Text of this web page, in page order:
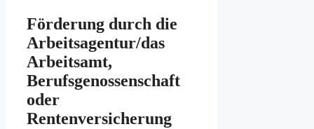
Förderung durch die
Arbeitsagentur/das
Arbeitsamt,
Berufsgenossenschaft
oder
Rentenversicherung